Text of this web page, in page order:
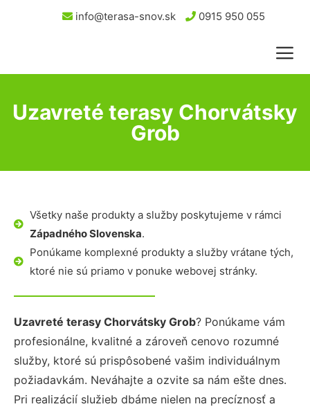
info@terasa-snov.sk 0915 950 055
Uzavreté terasy Chorvátsky
Grob
Všetky naše produkty a služby poskytujeme v rámci
Západného Slovenska.
Ponúkame komplexné produkty a služby vrátane tých,
ktoré nie sú priamo v ponuke webovej stránky.
Uzavreté terasy Chorvátsky Grob? Ponúkame vám
profesionálne, kvalitné a zároveň cenovo rozumné
služby, ktoré sú prispôsobené vašim individuálnym
požiadavkám. Neváhajte a ozvite sa nám ešte dnes.
Pri realizácií služieb dbáme nielen na precíznosť a